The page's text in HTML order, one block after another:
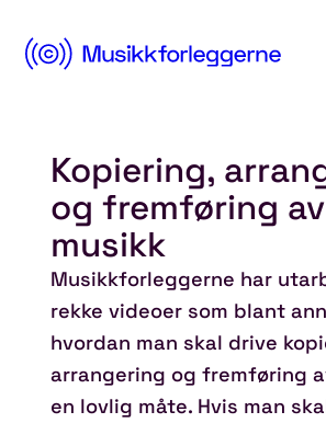
Norsk
Kopiering,
og fremføring av
musikk
Musikkforleggerne har
rekke videoer som blant
hvordan man skal drive
arrangering og fremføring
en lovlig måte. Hvis man